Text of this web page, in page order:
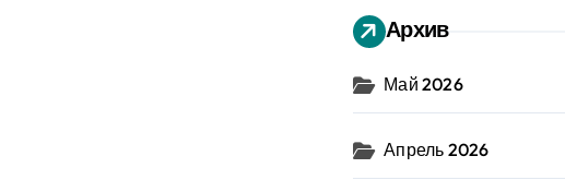
Архив
Май 2026
Апрель 2026